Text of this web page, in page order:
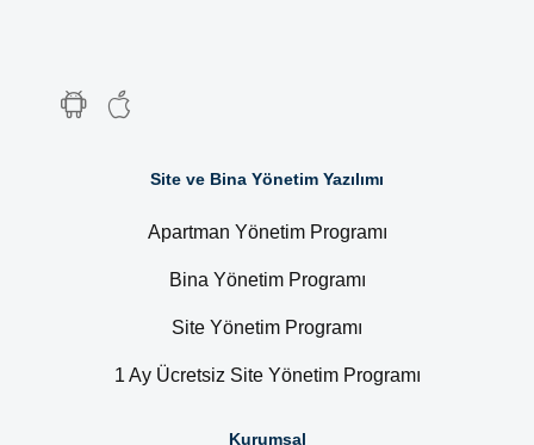
Site ve Bina Yönetim Yazılımı
Apartman Yönetim Programı
Bina Yönetim Programı
Site Yönetim Programı
1 Ay Ücretsiz Site Yönetim Programı
Kurumsal